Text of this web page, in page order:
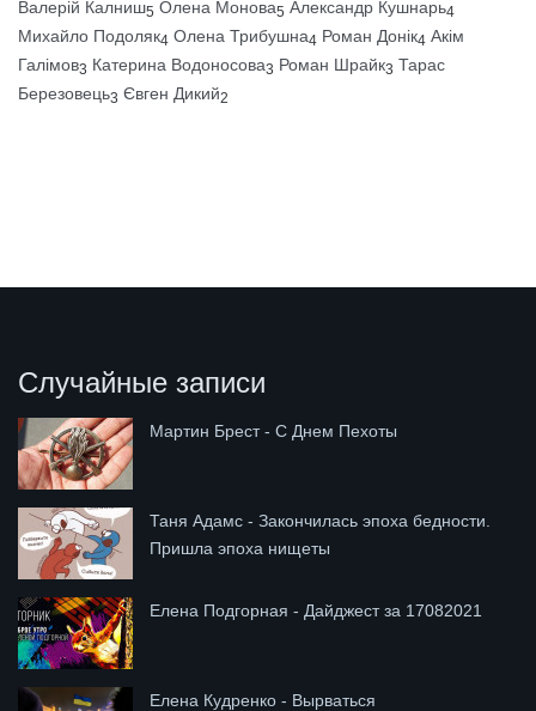
Валерій Калниш5 Олена Монова5 Александр Кушнарь4
Михайло Подоляк4 Олена Трибушна4 Роман Донік4 Акім
Галімов3 Катерина Водоносова3 Роман Шрайк3 Тарас
Березовець3 Євген Дикий2
Случайные записи
Мартин Брест - С Днем Пехоты
Таня Адамс - Закончилась эпоха бедности.
Пришла эпоха нищеты
Елена Подгорная - Дайджест за 17082021
Елена Кудренко - Вырваться